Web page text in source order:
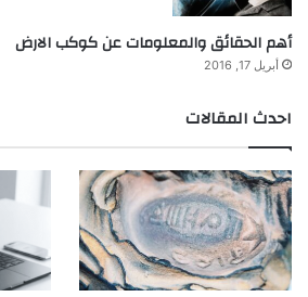
أهم الحقائق والمعلومات عن كوكب الارض
أبريل 17, 2016
احدث المقالات